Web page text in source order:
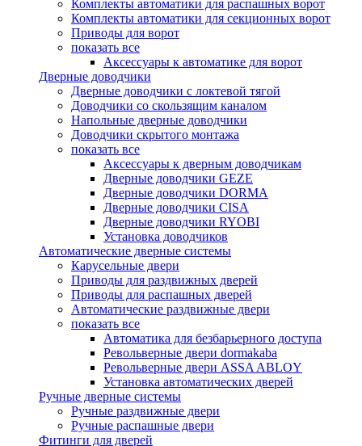
Комплекты автоматики для распашных ворот
Комплекты автоматики для секционных ворот
Приводы для ворот
показать все
Аксессуары к автоматике для ворот
Дверные доводчики
Дверные доводчики с локтевой тягой
Доводчики со скользящим каналом
Напольные дверные доводчики
Доводчики скрытого монтажа
показать все
Аксессуары к дверным доводчикам
Дверные доводчики GEZE
Дверные доводчики DORMA
Дверные доводчики CISA
Дверные доводчики RYOBI
Установка доводчиков
Автоматические дверные системы
Карусельные двери
Приводы для раздвижных дверей
Приводы для распашных дверей
Автоматические раздвижные двери
показать все
Автоматика для безбарьерного доступа
Револьверные двери dormakaba
Револьверные двери ASSA ABLOY
Установка автоматических дверей
Ручные дверные системы
Ручные раздвижные двери
Ручные распашные двери
Фитинги для дверей